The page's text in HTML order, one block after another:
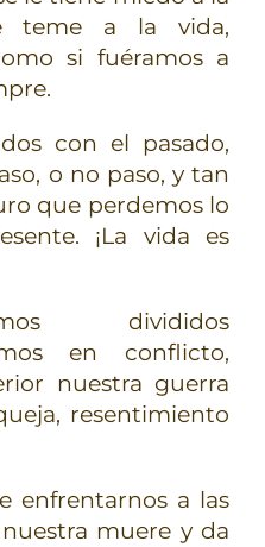
teme a la vida,
si fuéramos a
con el pasado,
o no paso, y tan
que perdemos lo
¡La vida es
divididos
en conflicto,
nuestra guerra
resentimiento
enfrentarnos a las
muere y da